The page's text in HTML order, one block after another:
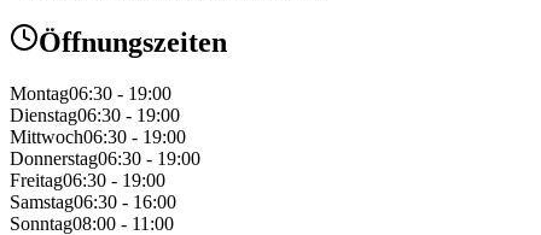
Öffnungszeiten
Montag06:30 - 19:00
Dienstag06:30 - 19:00
Mittwoch06:30 - 19:00
Donnerstag06:30 - 19:00
Freitag06:30 - 19:00
Samstag06:30 - 16:00
Sonntag08:00 - 11:00